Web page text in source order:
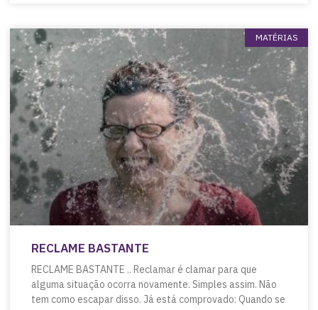
MATÉRIAS
RECLAME BASTANTE
RECLAME BASTANTE .. Reclamar é clamar para que
alguma situação ocorra novamente. Simples assim. Não
tem como escapar disso. Já está comprovado: Quando se